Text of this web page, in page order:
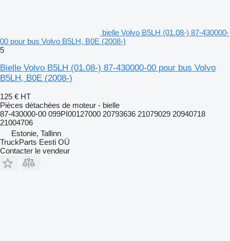
bielle Volvo B5LH (01.08-) 87-430000-
00 pour bus Volvo B5LH, B0E (2008-)
5
Bielle Volvo B5LH (01.08-) 87-430000-00 pour bus Volvo
B5LH, B0E (2008-)
125 € HT
Pièces détachées de moteur - bielle
87-430000-00 099PI00127000 20793636 21079029 20940718
21004706
Estonie, Tallinn
TruckParts Eesti OÜ
Contacter le vendeur